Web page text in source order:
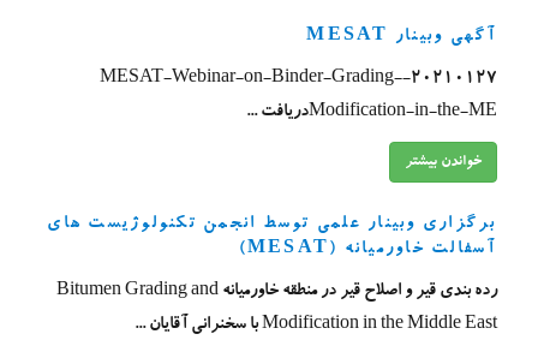
آگهی وبینار MESAT
20210127-MESAT-Webinar-on-Binder-Grading-
Modification-in-the-MEدریافت ...
خواندن بیشتر
برگزاری وبینار علمی توسط انجمن تکنولوژیست­ های
آسفالت خاورمیانه (MESAT)
رده بندی قیر و اصلاح قیر در منطقه خاورمیانه Bitumen Grading and
Modification in the Middle East با سخنرانی آقایان ...